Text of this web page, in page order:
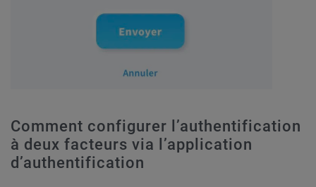
Comment configurer l’authentification
à deux facteurs via l’application
d’authentification